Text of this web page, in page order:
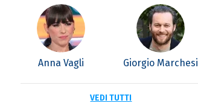
Anna Vagli Giorgio Marchesi
VEDI TUTTI